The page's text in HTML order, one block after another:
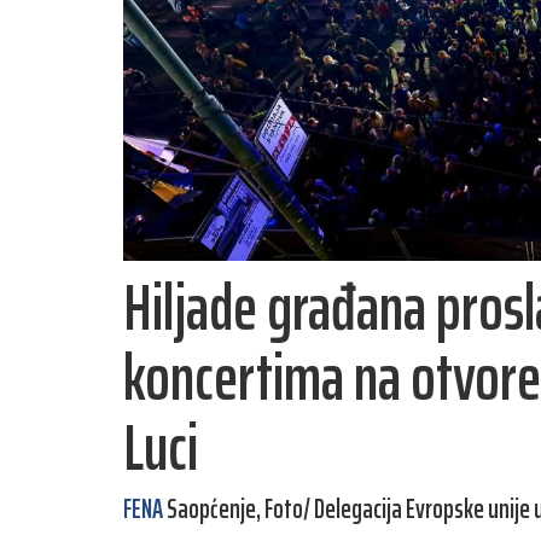
Hiljade građana
koncertima na
Luci
FENASaopćenje, Foto/ Delegacija Evropske unije